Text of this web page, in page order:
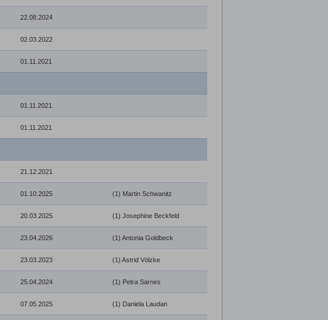
22.08.2024
02.03.2022
01.11.2021
01.11.2021
01.11.2021
21.12.2021
01.10.2025 (1) Martin Schwanitz
20.03.2025 (1) Josephine Beckfeld
23.04.2026 (1) Antonia Goldbeck
23.03.2023 (1) Astrid Völzke
25.04.2024 (1) Petra Sarnes
07.05.2025 (1) Daniela Laudan